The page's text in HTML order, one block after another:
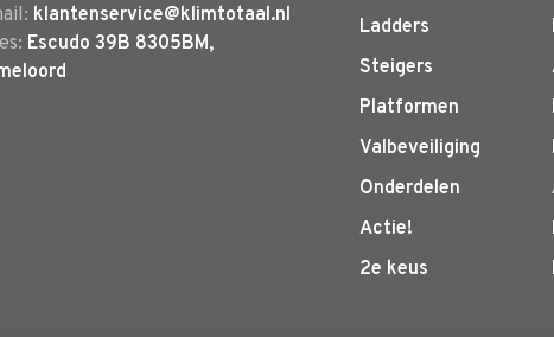
klantenservice@klimtotaal.nl
Escudo 39B 8305BM,
Ladders
Steigers
Platformen
Valbeveiliging
Onderdelen
Actie!
2e keus